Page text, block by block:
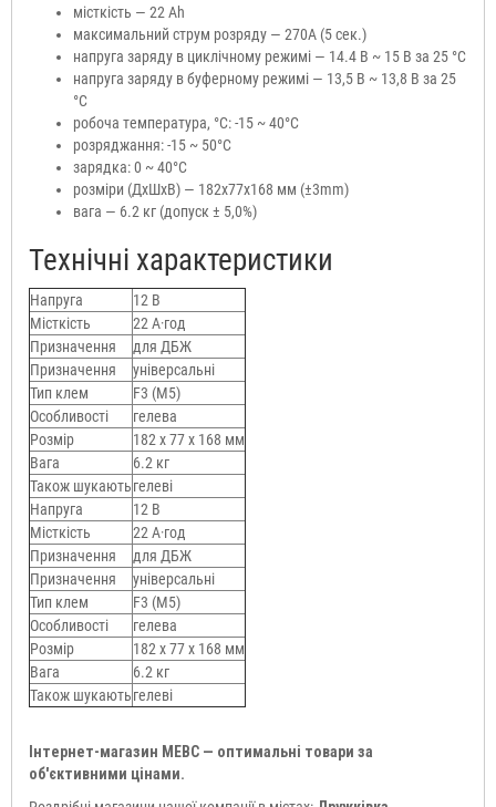
місткість — 22 Ah
максимальний струм розряду — 270A (5 сек.)
напруга заряду в циклічному режимі — 14.4 В ~ 15 В за 25 °C
напруга заряду в буферному режимі — 13,5 В ~ 13,8 В за 25
°C
робоча температура, °С: -15 ~ 40°C
розряджання: -15 ~ 50°C
зарядка: 0 ~ 40°C
розміри (ДхШхВ) — 182x77x168 мм (±3mm)
вага — 6.2 кг (допуск ± 5,0%)
Технічні характеристики
Напруга
12 В
Місткість
22 А·год
Призначення
для ДБЖ
Призначення
універсальні
Тип клем
F3 (M5)
Особливості
гелева
Розмір
182 x 77 x 168 мм
Вага
6.2 кг
Також шукаютьгелеві
Напруга
12 В
Місткість
22 А·год
Призначення
для ДБЖ
Призначення
універсальні
Тип клем
F3 (M5)
Особливості
гелева
Розмір
182 x 77 x 168 мм
Вага
6.2 кг
Також шукаютьгелеві
Інтернет-магазин МЕВС — оптимальні товари за
об'єктивними цінами.